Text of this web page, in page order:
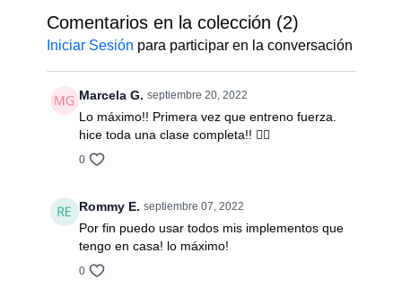
Comentarios en la colección (2)
Iniciar Sesión para participar en la conversación
Marcela G. septiembre 20, 2022
Lo máximo!! Primera vez que entreno fuerza.
hice toda una clase completa!! 🏋️‍♀️
0
Rommy E. septiembre 07, 2022
Por fin puedo usar todos mis implementos que
tengo en casa! lo máximo!
0